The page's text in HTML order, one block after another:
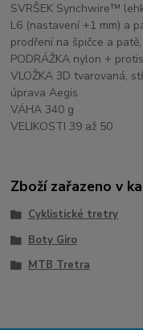
SVRŠEK Synchwire™
L6 (nastavení +1 mm) a
prodření na špičce a
PODRÁŽKA nylon +
VLOŽKA 3D tvarovaná,
úprava Aegis
VÁHA 340 g
VELIKOSTI 39 až 50
Zboží zařazeno v
Cyklistické tretry
Boty Giro
MTB Tretra